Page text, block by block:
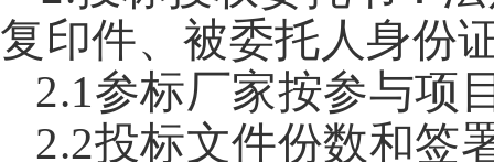
复印件、被委托人身份
2.1参标厂家按参与项
2.2投标文件份数和签